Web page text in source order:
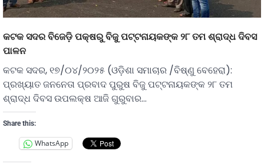
କଟକ ସଦର ବିଜେଡ଼ି ପକ୍ଷରୁ ବିଜୁ ପଟ୍ଟନାୟକଙ୍କ ୨୮ ତମ ଶ୍ରାଦ୍ଧ ଦିବସ
ପାଳନ
କଟକ ସଦର, ୧୭/୦୪/୨୦୨୫ (ଓଡ଼ିଶା ସମାଚାର /ବିଷ୍ଣୁ ବେହେରା):
ପ୍ରଖ୍ୟାତ ଜନନେତା ପ୍ରବାଦ ପୁରୁଷ ବିଜୁ ପଟ୍ଟନାୟକଙ୍କ ୨୮ ତମ
ଶ୍ରାଦ୍ଧ ଦିବସ ଉପଲକ୍ଷ ଆଜି ଗୁରୁବାର…
Share this:
WhatsApp